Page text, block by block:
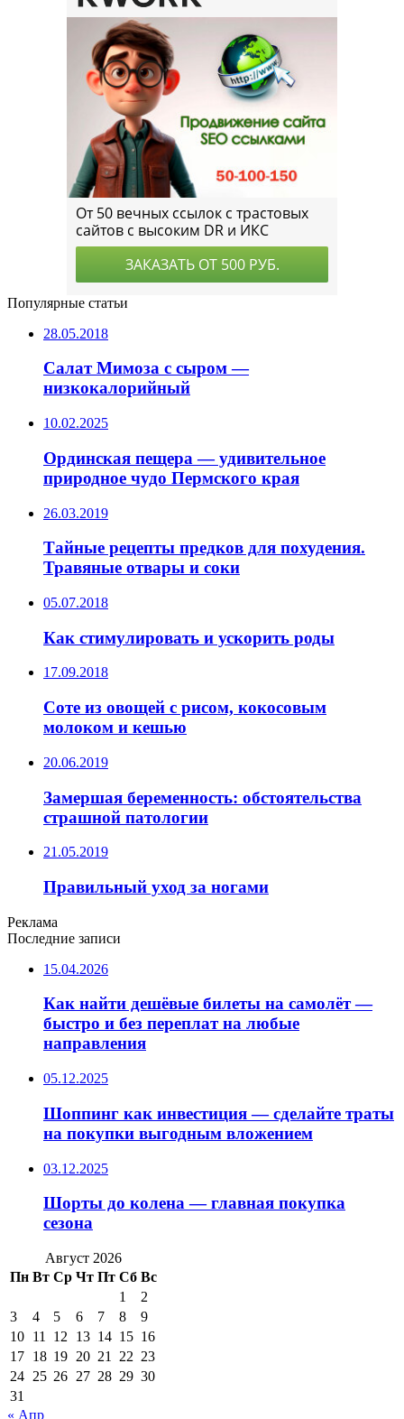
Популярные статьи
28.05.2018
Салат Мимоза с сыром —
низкокалорийный
10.02.2025
Ординская пещера — удивительное
природное чудо Пермского края
26.03.2019
Тайные рецепты предков для похудения.
Травяные отвары и соки
05.07.2018
Как стимулировать и ускорить роды
17.09.2018
Соте из овощей с рисом, кокосовым
молоком и кешью
20.06.2019
Замершая беременность: обстоятельства
страшной патологии
21.05.2019
Правильный уход за ногами
Реклама
Последние записи
15.04.2026
Как найти дешёвые билеты на самолёт —
быстро и без переплат на любые
направления
05.12.2025
Шоппинг как инвестиция — сделайте траты
на покупки выгодным вложением
03.12.2025
Шорты до колена — главная покупка
сезона
Август 2026
Пн Вт Ср Чт Пт Сб Вс
1
2
3
4 5 6 7 8
9
10 11 12 13 14 15 16
17 18 19 20 21 22 23
24 25 26 27 28 29 30
31
« Апр